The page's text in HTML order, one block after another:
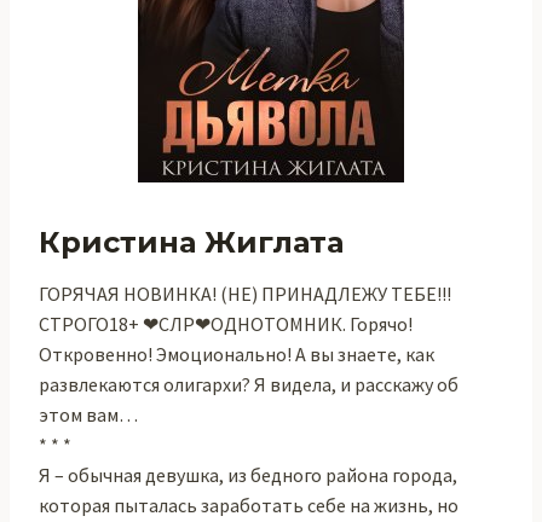
Кристина Жиглата
ГОРЯЧАЯ НОВИНКА! (НЕ) ПРИНАДЛЕЖУ ТЕБЕ!!!
СТРОГО18+ ❤СЛР❤ОДНОТОМНИК. Горячо!
Откровенно! Эмоционально! А вы знаете, как
развлекаются олигархи? Я видела, и расскажу об
этом вам…
* * *
Я – обычная девушка, из бедного района города,
которая пыталась заработать себе на жизнь, но